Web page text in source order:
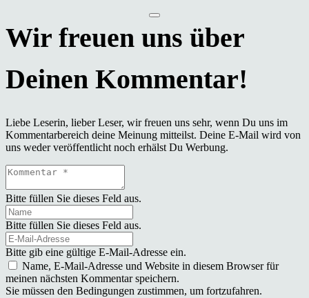
Liebe Leserin, lieber Leser, wir freuen uns sehr, wenn Du uns im
Kommentarbereich deine Meinung mitteilst. Deine E-Mail wird von
uns weder veröffentlicht noch erhälst Du Werbung.
Bitte füllen Sie dieses Feld aus.
Bitte füllen Sie dieses Feld aus.
Bitte gib eine gültige E-Mail-Adresse ein.
Name, E-Mail-Adresse und Website in diesem Browser für
meinen nächsten Kommentar speichern.
Sie müssen den Bedingungen zustimmen, um fortzufahren.